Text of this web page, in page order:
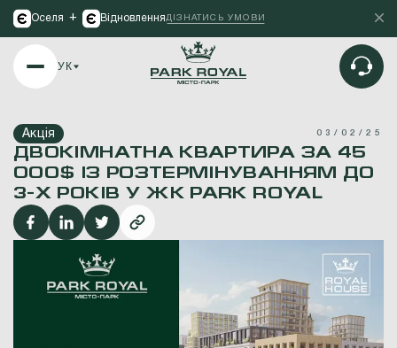
Оселя + Відновлення ДІЗНАТИСЬ УМОВИ
УК
Акція 03/02/25
ДВОКІМНАТНА КВАРТИРА ЗА 45
000$ ІЗ РОЗТЕРМІНУВАННЯМ ДО
3-Х РОКІВ У ЖК PARK ROYAL